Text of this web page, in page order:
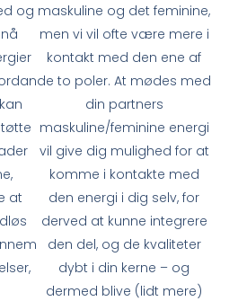
og
at
maskuline og det feminine,
men vi vil ofte være mere i
kontakt med den ene af
de to poler. At mødes med
din partners
maskuline/feminine energi
vil give dig mulighed for at
komme i kontakte med
den energi i dig selv, for
derved at kunne integrere
den del, og de kvaliteter
dybt i din kerne – og
dermed blive (lidt mere)